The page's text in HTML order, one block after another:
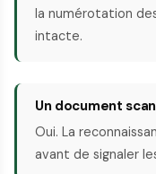
la numérotation
intacte.
Un document
Oui. La
avant de signaler